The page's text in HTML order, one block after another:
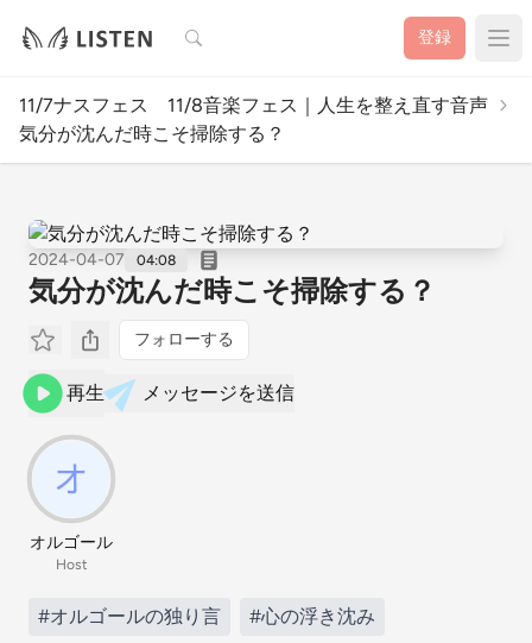
検索 登録
11/7ナスフェス 11/8音楽フェス｜人生を整え直す音声
気分が沈んだ時こそ掃除する？
2024-04-07 04:08
気分が沈んだ時こそ掃除する？
フォローする
再生 メッセージを送信
オルゴール
Host
#オルゴールの独り言 #心の浮き沈み